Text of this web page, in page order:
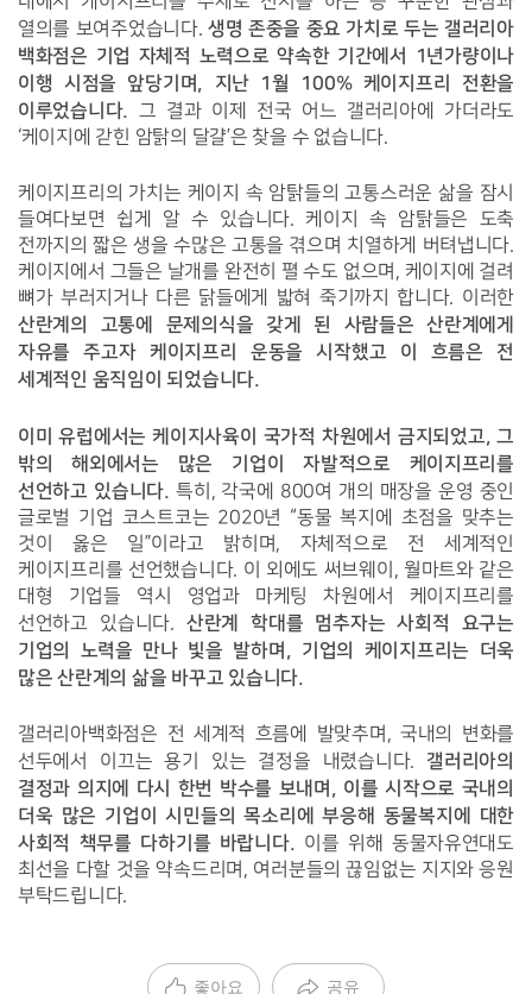
열의를 보여주었습니다. 생명 존중을 중요 가치로 두는 갤러리아
백화점은 기업 자체적 노력으로 약속한 기간에서 1년가량이나
이행 시점을 앞당기며, 지난 1월 100% 케이지프리 전환을
이루었습니다. 그 결과 이제 전국 어느 갤러리아에 가더라도
‘케이지에 갇힌 암탉의 달걀’은 찾을 수 없습니다.
케이지프리의 가치는 케이지 속 암탉들의 고통스러운 삶을 잠시
들여다보면 쉽게 알 수 있습니다. 케이지 속 암탉들은 도축
전까지의 짧은 생을 수많은 고통을 겪으며 치열하게 버텨냅니다.
케이지에서 그들은 날개를 완전히 펼 수도 없으며, 케이지에 걸려
산란계의 고통에 문제의식을 갖게 된 사람들은 산란계에게
자유를 주고자 케이지프리 운동을 시작했고 이 흐름은 전
세계적인 움직임이 되었습니다.
이미 유럽에서는 케이지사육이 국가적 차원에서 금지되었고, 그
밖의 해외에서는 많은 기업이 자발적으로 케이지프리를
선언하고 있습니다. 특히, 각국에 800여 개의 매장을 운영 중인
글로벌 기업 코스트코는 2020년 “동물 복지에 초점을 맞추는
것이 옳은 일”이라고 밝히며, 자체적으로 전 세계적인
케이지프리를 선언했습니다. 이 외에도 써브웨이, 월마트와 같은
대형 기업들 역시 영업과 마케팅 차원에서 케이지프리를
선언하고 있습니다. 산란계 학대를 멈추자는 사회적 요구는
기업의 노력을 만나 빛을 발하며, 기업의 케이지프리는 더욱
많은 산란계의 삶을 바꾸고 있습니다.
갤러리아백화점은 전 세계적 흐름에 발맞추며, 국내의 변화를
선두에서 이끄는 용기 있는 결정을 내렸습니다. 갤러리아의
결정과 의지에 다시 한번 박수를 보내며, 이를 시작으로 국내의
더욱 많은 기업이 시민들의 목소리에 부응해 동물복지에 대한
사회적 책무를 다하기를 바랍니다. 이를 위해 동물자유연대도
최선을 다할 것을 약속드리며, 여러분들의 끊임없는 지지와 응원
부탁드립니다.
좋아요 공유